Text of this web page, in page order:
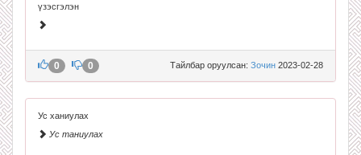
үзэсгэлэн
Тайлбар оруулсан: Зочин 2023-02-28
0 0
Ус ханиулах
Ус таниулах